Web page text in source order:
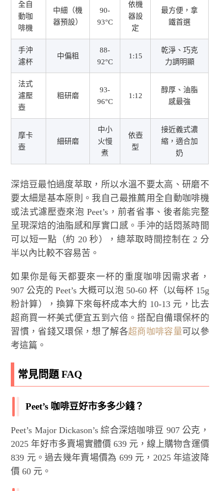
全自
動咖
啡機
中細（機
器預設）
90-
93°C
依機
器設
定
最方便，拿
鐵首選
手沖
濾杯
中偏粗
88-
92°C
1:15
乾淨、巧克
力調明顯
法式
濾壓
壺
粗研磨
93-
96°C
1:12
醇厚、油脂
感最強
摩卡
壺
細研磨
中小
火慢
煮
依壺
型
接近義式濃
縮，適合加
奶
深焙豆最怕過度萃取，所以水溫不要太高、研磨不
要太細是基本原則。我自己最推薦用全自動咖啡機
或法式濾壓壺來泡 Peet’s，前者省事、後者能完整
呈現深焙的油脂感和厚實口感。手沖的話悶蒸時間
可以短一點（約 20 秒），總萃取時間控制在 2 分
半以內比較不容易苦。
如果你是每天都要來一杯的重度咖啡因需求者，
907 公克的 Peet’s 大概可以泡 50-60 杯（以每杯 15g
粉計算），換算下來每杯成本大約 10-13 元，比去
超商買一杯美式便宜五到六倍。搭配自備環保杯的
習慣，省錢又環保，想了解各超商咖啡容量可以參
考這篇。
常見問題 FAQ
Peet’s 咖啡豆好市多多少錢？
Peet’s Major Dickason’s 綜合深焙咖啡豆 907 公克，
2025 年好市多賣場實體價 639 元，線上購物含運價
839 元。過去幾年賣場價為 699 元，2025 年這波降
價 60 元。